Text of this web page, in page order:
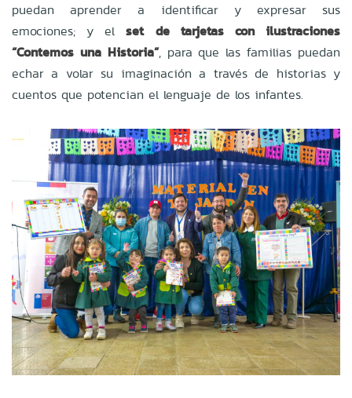
puedan aprender a identificar y expresar sus
emociones; y elset de tarjetas con ilustraciones
“Contemos una Historia”, para que las familias puedan
echar a volar su imaginación a través de historias y
cuentos que potencian el lenguaje de los infantes.